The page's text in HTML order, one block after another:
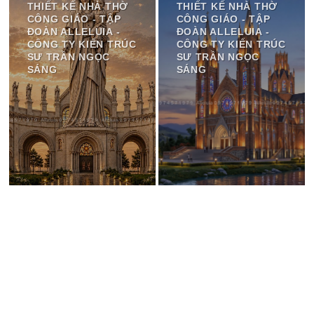
THIẾT KẾ NHÀ THỜ
CÔNG GIÁO - TẬP
ĐOÀN ALLELUIA -
CÔNG TY KIẾN TRÚC
SƯ TRẦN NGỌC
SÁNG
THIẾT KẾ NHÀ THỜ
CÔNG GIÁO - TẬP
ĐOÀN ALLELUIA -
CÔNG TY KIẾN TRÚC
SƯ TRẦN NGỌC
SÁNG